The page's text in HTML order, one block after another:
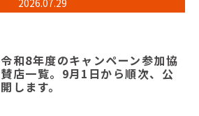
2026.07.29
令和8年度のキャンペーン参加協
賛店一覧。9月1日から順次、公
開します。